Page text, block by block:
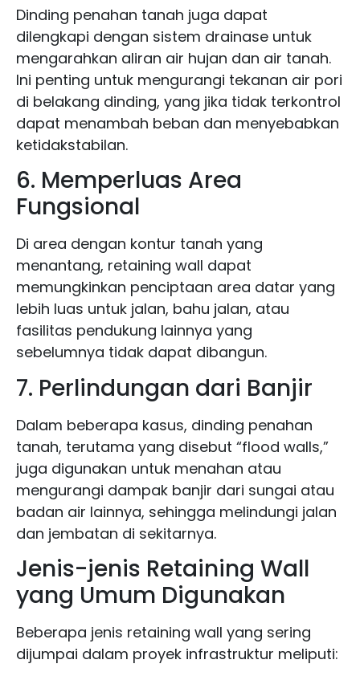
Dinding penahan tanah juga dapat
dilengkapi dengan sistem drainase untuk
mengarahkan aliran air hujan dan air tanah.
Ini penting untuk mengurangi tekanan air pori
di belakang dinding, yang jika tidak terkontrol
dapat menambah beban dan menyebabkan
ketidakstabilan.
6. Memperluas Area
Fungsional
Di area dengan kontur tanah yang
menantang, retaining wall dapat
memungkinkan penciptaan area datar yang
lebih luas untuk jalan, bahu jalan, atau
fasilitas pendukung lainnya yang
sebelumnya tidak dapat dibangun.
7. Perlindungan dari Banjir
Dalam beberapa kasus, dinding penahan
tanah, terutama yang disebut “flood walls,”
juga digunakan untuk menahan atau
mengurangi dampak banjir dari sungai atau
badan air lainnya, sehingga melindungi jalan
dan jembatan di sekitarnya.
Jenis-jenis Retaining Wall
yang Umum Digunakan
Beberapa jenis retaining wall yang sering
dijumpai dalam proyek infrastruktur meliputi: